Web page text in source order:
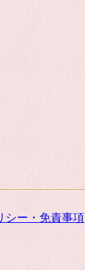
シー・免責事項